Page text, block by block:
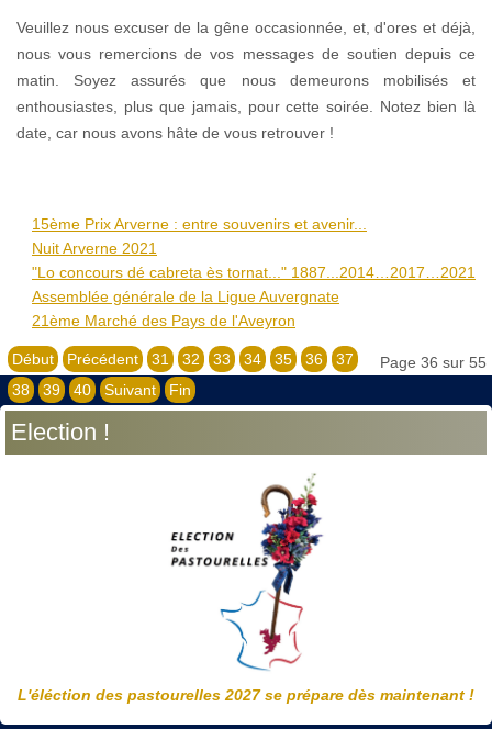
Veuillez nous excuser de la gêne occasionnée, et, d'ores et déjà,
nous vous remercions de vos messages de soutien depuis ce
matin. Soyez assurés que nous demeurons mobilisés et
enthousiastes, plus que jamais, pour cette soirée. Notez bien là
date, car nous avons hâte de vous retrouver !
15ème Prix Arverne : entre souvenirs et avenir...
Nuit Arverne 2021
"Lo concours dé cabreta ès tornat..." 1887...2014…2017…2021
Assemblée générale de la Ligue Auvergnate
21ème Marché des Pays de l'Aveyron
Page 36 sur 55
Début Précédent 31 32 33 34 35 36
37
38
39 40 Suivant Fin
Election !
L'éléction des pastourelles 2027 se prépare dès maintenant !